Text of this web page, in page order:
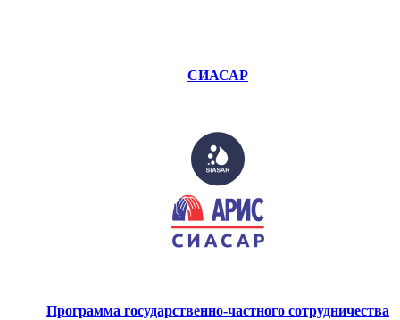
СИАСАР
Программа государственно-частного сотрудничества